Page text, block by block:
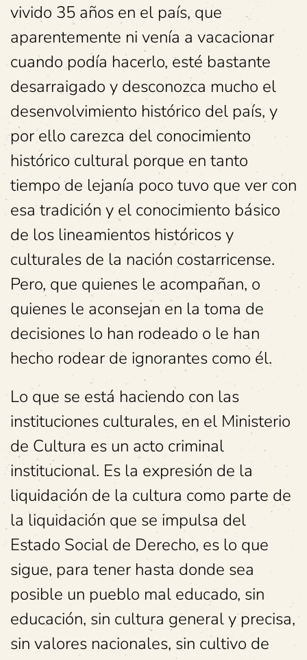
vivido 35 años en el país, que
aparentemente ni venía a vacacionar
cuando podía hacerlo, esté bastante
desarraigado y desconozca mucho el
desenvolvimiento histórico del país, y
por ello carezca del conocimiento
histórico cultural porque en tanto
tiempo de lejanía poco tuvo que ver con
esa tradición y el conocimiento básico
de los lineamientos históricos y
culturales de la nación costarricense.
Pero, que quienes le acompañan, o
quienes le aconsejan en la toma de
decisiones lo han rodeado o le han
hecho rodear de ignorantes como él.
Lo que se está haciendo con las
instituciones culturales, en el Ministerio
de Cultura es un acto criminal
institucional. Es la expresión de la
liquidación de la cultura como parte de
la liquidación que se impulsa del
Estado Social de Derecho, es lo que
sigue, para tener hasta donde sea
posible un pueblo mal educado, sin
educación, sin cultura general y precisa,
sin valores nacionales, sin cultivo de